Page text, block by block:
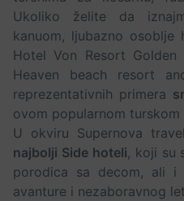
Ukoliko želite da
kanuom, ljubazno
Hotel Von Resort
Heaven beach resort
reprezentativnih primera
ovom popularnom turskom
U okviru Supernova
najbolji Side hoteli, koji su
porodica sa decom, ali i
avanture i nezaboravnog